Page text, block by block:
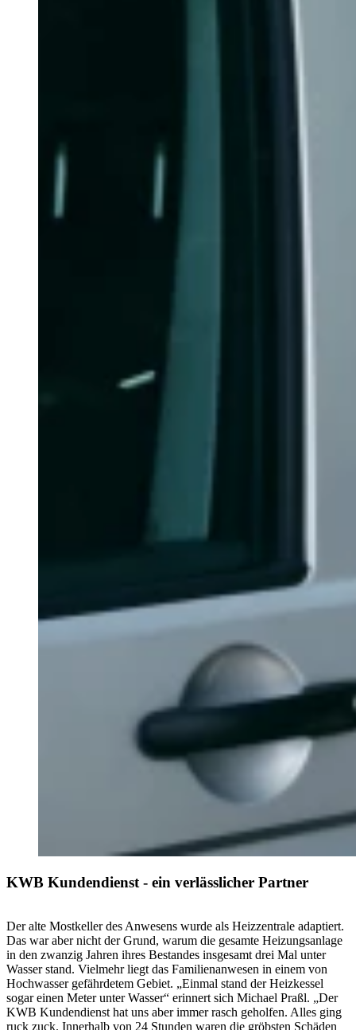
KWB Kundendienst - ein verlässlicher Partner
Der alte Mostkeller des Anwesens wurde als Heizzentrale adaptiert.
Das war aber nicht der Grund, warum die gesamte Heizungsanlage
in den zwanzig Jahren ihres Bestandes insgesamt drei Mal unter
Wasser stand. Vielmehr liegt das Familienanwesen in einem von
Hochwasser gefährdetem Gebiet. „Einmal stand der Heizkessel
sogar einen Meter unter Wasser“ erinnert sich Michael Praßl. „Der
KWB Kundendienst hat uns aber immer rasch geholfen. Alles ging
ruck zuck. Innerhalb von 24 Stunden waren die gröbsten Schäden